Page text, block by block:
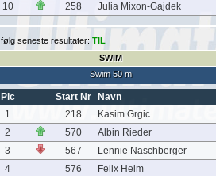
10
258 Julia Mixon-Gajdek
følg seneste resultater: TIL
SWIM
Swim 50 m
Plc Start Nr
Navn
1
218
Kasim Grgic
2
570
Albin Rieder
3
567
Lennie Naschberger
4
576
Felix Heim